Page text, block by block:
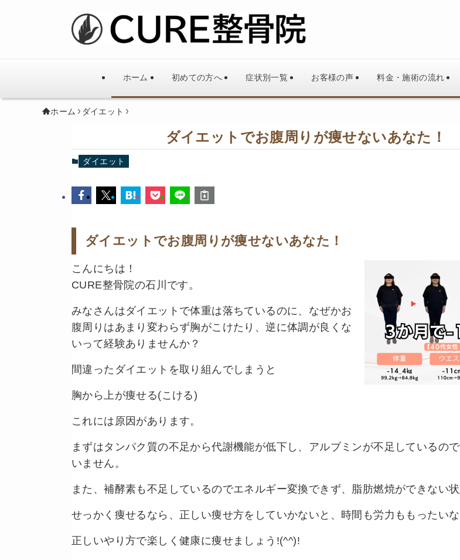
ホーム 初めての方へ 症状別一覧 お客様の声 料金・施術の流れ
ホーム ダイエット
ダイエットでお腹周りが痩せないあなた！
ダイエット
ダイエットでお腹周りが痩せないあなた！
こんにちは！
CURE整骨院の石川です。
みなさんはダイエットで体重は落ちているのに、なぜかお
腹周りはあまり変わらず胸がこけたり、逆に体調が良くな
いって経験ありませんか？
間違ったダイエットを取り組んでしまうと
胸から上が痩せる(こける)
これには原因があります。
まずはタンパク質の不足から代謝機能が低下し、アルブミンが不足しているの
いません。
また、補酵素も不足しているのでエネルギー変換できず、脂肪燃焼ができない状
せっかく痩せるなら、正しい痩せ方をしていかないと、時間も労力ももったい
正しいやり方で楽しく健康に痩せましょう!(^^)!